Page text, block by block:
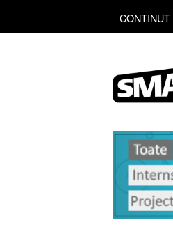
CONTINUT